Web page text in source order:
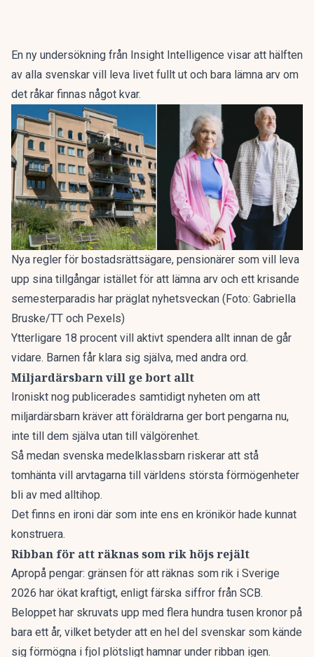
En ny undersökning från Insight Intelligence visar att hälften
av alla svenskar vill leva livet fullt ut och bara lämna arv om
det råkar finnas något kvar.
Nya regler för bostadsrättsägare, pensionärer som vill leva
upp sina tillgångar istället för att lämna arv och ett krisande
semesterparadis har präglat nyhetsveckan (Foto: Gabriella
Bruske/TT och Pexels)
Ytterligare 18 procent vill aktivt spendera allt innan de går
vidare. Barnen får klara sig själva, med andra ord.
Miljardärsbarn vill ge bort allt
Ironiskt nog publicerades samtidigt nyheten om att
miljardärsbarn kräver att föräldrarna ger bort pengarna nu,
inte till dem själva utan till välgörenhet.
Så medan svenska medelklassbarn riskerar att stå
tomhänta vill arvtagarna till världens största förmögenheter
bli av med alltihop.
Det finns en ironi där som inte ens en krönikör hade kunnat
konstruera.
Ribban för att räknas som rik höjs rejält
Apropå pengar: gränsen för att räknas som rik i Sverige
2026 har ökat kraftigt, enligt färska siffror från SCB.
Beloppet har skruvats upp med flera hundra tusen kronor på
bara ett år, vilket betyder att en hel del svenskar som kände
sig förmögna i fjol plötsligt hamnar under ribban igen.